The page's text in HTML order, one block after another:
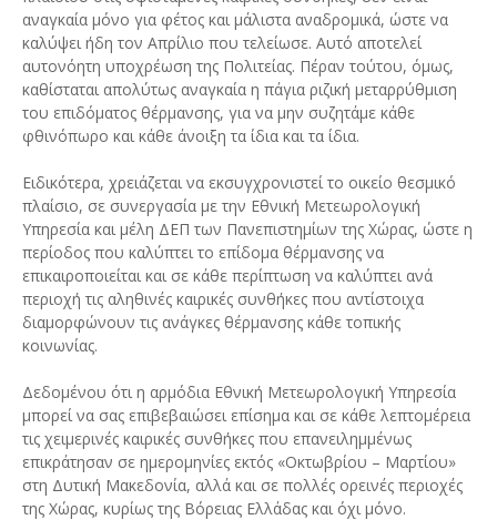
αναγκαία μόνο για φέτος και μάλιστα αναδρομικά, ώστε να
καλύψει ήδη τον Απρίλιο που τελείωσε. Αυτό αποτελεί
αυτονόητη υποχρέωση της Πολιτείας. Πέραν τούτου, όμως,
καθίσταται απολύτως αναγκαία η πάγια ριζική μεταρρύθμιση
του επιδόματος θέρμανσης, για να μην συζητάμε κάθε
φθινόπωρο και κάθε άνοιξη τα ίδια και τα ίδια.
Ειδικότερα, χρειάζεται να εκσυγχρονιστεί το οικείο θεσμικό
πλαίσιο, σε συνεργασία με την Εθνική Μετεωρολογική
Υπηρεσία και μέλη ΔΕΠ των Πανεπιστημίων της Χώρας, ώστε η
περίοδος που καλύπτει το επίδομα θέρμανσης να
επικαιροποιείται και σε κάθε περίπτωση να καλύπτει ανά
περιοχή τις αληθινές καιρικές συνθήκες που αντίστοιχα
διαμορφώνουν τις ανάγκες θέρμανσης κάθε τοπικής
κοινωνίας.
Δεδομένου ότι η αρμόδια Εθνική Μετεωρολογική Υπηρεσία
μπορεί να σας επιβεβαιώσει επίσημα και σε κάθε λεπτομέρεια
τις χειμερινές καιρικές συνθήκες που επανειλημμένως
επικράτησαν σε ημερομηνίες εκτός «Οκτωβρίου – Μαρτίου»
στη Δυτική Μακεδονία, αλλά και σε πολλές ορεινές περιοχές
της Χώρας, κυρίως της Βόρειας Ελλάδας και όχι μόνο.